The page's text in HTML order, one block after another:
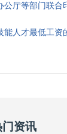
公厅等部门联合
能人才最低工资
资讯